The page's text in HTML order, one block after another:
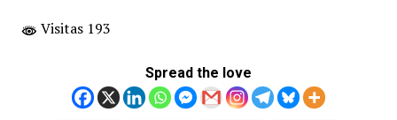
Visitas 193
Spread the love